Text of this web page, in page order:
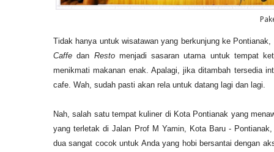
Tidak hanya untuk wisatawan yang berkunjung ke
Caffe dan Restomenjadi sasaran utama untuk tempat
menikmati makanan enak. Apalagi, jika ditambah tersedia
cafe. Wah, sudah pasti akan rela untuk datang lagi dan lagi.
Nah, salah satu tempat kuliner di Kota Pontianak yang
yang terletak di Jalan Prof M Yamin, Kota Baru - Pontianak,
dua sangat cocok untuk Anda yang hobi bersantai dengan